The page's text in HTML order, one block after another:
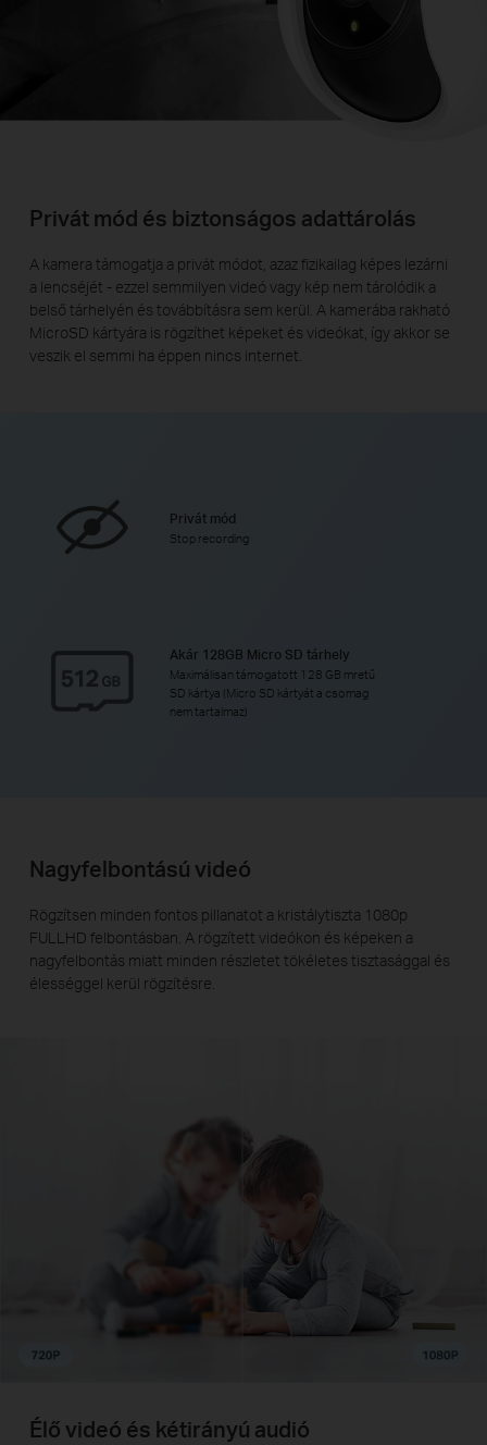
Privát mód és biztonságos adattárolás
A kamera támogatja a privát módot, azaz fizikailag képes lezárni
a lencséjét - ezzel semmilyen videó vagy kép nem tárolódik a
belső tárhelyén és továbbításra sem kerül. A kamerába rakható
MicroSD kártyára is rögzíthet képeket és videókat, így akkor se
veszik el semmi ha éppen nincs internet.
Privát mód
Stop recording
Akár 128GB Micro SD tárhely
Maximálisan támogatott 128 GB mretű
SD kártya (Micro SD kártyát a csomag
nem tartalmaz)
Nagyfelbontású videó
Rögzítsen minden fontos pillanatot a kristálytiszta 1080p
FULLHD felbontásban. A rögzített videókon és képeken a
nagyfelbontás miatt minden részletet tökéletes tisztasággal és
élességgel kerül rögzítésre.
Élő videó és kétirányú audió